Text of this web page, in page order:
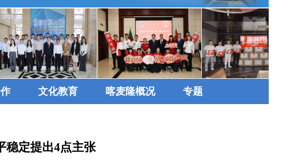
文化教育 喀麦隆概况 专题
稳定提出4点主张